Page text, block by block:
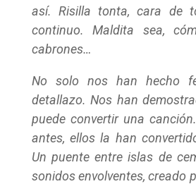
así. Risilla tonta, cara de
continuo. Maldita sea,
cabrones…
No solo nos han hecho
detallazo. Nos han
puede convertir una
antes, ellos la han
Un puente entre islas de
sonidos envolventes, creado